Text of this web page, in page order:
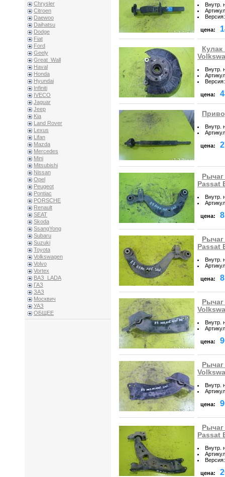
Chrysler
Citroen
Daewoo
Daihatsu
Dodge
Fiat
Ford
Geely
Great_Wall
Haval
Honda
Hyundai
Infiniti
IVECO
Jaguar
Jeep
Kia
Land Rover
Lexus
Lifan
Mazda
Mercedes
Mini
Mitsubishi
Nissan
Opel
Peugeot
Pontiac
PORSCHE
Renault
SEAT
Skoda
SsangYong
Subaru
Suzuki
Toyota
Volkswagen
Volvo
Vortex
ВАЗ_LADA
ГАЗ
ЗАЗ
Москвич
УАЗ
ОБЩЕЕ
Внутр.
Артикул
Версия:
цена:
Внутр.
Артикул
Версия:
цена:
Внутр.
Артикул
цена:
Passat
Внутр.
Артикул
цена:
Passat
Внутр.
Артикул
цена:
Внутр.
Артикул
цена:
Внутр.
Артикул
цена:
Passat
Внутр.
Артикул
Версия:
цена: